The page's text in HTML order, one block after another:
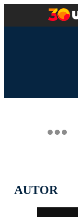
AUTOR